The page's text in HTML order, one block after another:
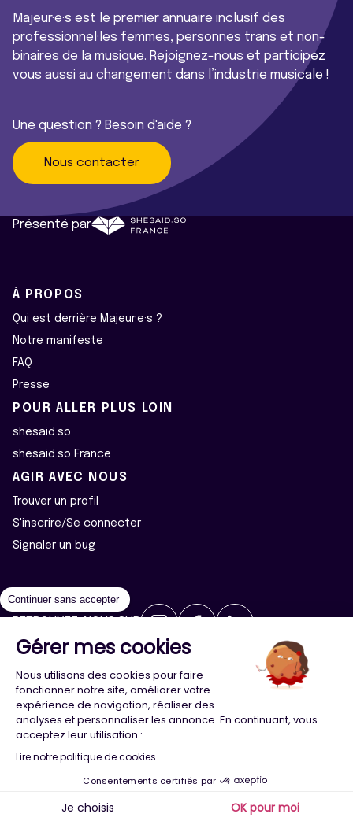
x
Majeur·e·s est le premier annuaire inclusif des
professionnel·les femmes, personnes trans et non-
binaires de la musique. Rejoignez-nous et participez
vous aussi au changement dans l’industrie musicale !
Une question ? Besoin d'aide ?
Nous contacter
Présenté par
À PROPOS
Qui est derrière Majeur·e·s ?
Notre manifeste
FAQ
Presse
POUR ALLER PLUS LOIN
shesaid.so
shesaid.so France
AGIR AVEC NOUS
Trouver un profil
S'inscrire/Se connecter
Signaler un bug
2026 ©Majeur·e·s - Tous droits réservés
Politique de confidentialité
Cookies
Conception Agence Adeliom
Continuer sans accepter
Gérer mes cookies
Nous utilisons des cookies pour faire
fonctionner notre site, améliorer votre
expérience de navigation, réaliser des
analyses et personnaliser les annonce. En continuant, vous
acceptez leur utilisation :
Lire notre politique de cookies
Consentements certifiés par
Je choisis OK pour moi